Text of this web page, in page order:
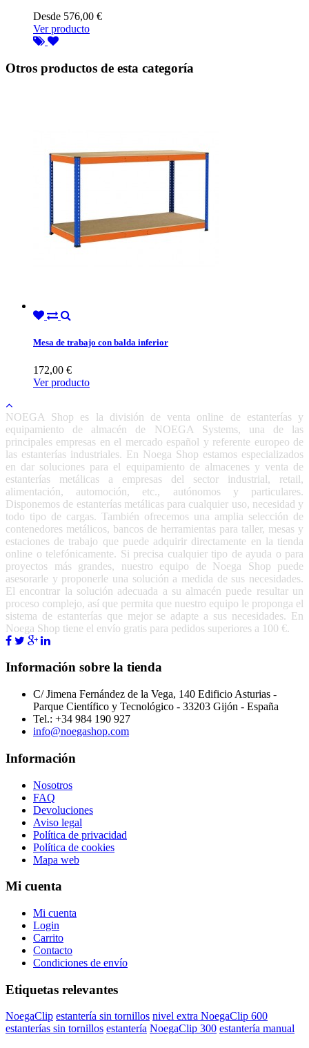
Desde 576,00 €
Ver producto
Otros productos de esta categoría
Mesa de trabajo con balda inferior
172,00 €
Ver producto
NOEGA Shop es la división de venta online de estanterías y
equipamiento de almacén de NOEGA Systems, una de las
principales empresas en el mercado español y referente europeo de
las estanterías industriales. En Noega Shop estamos especializados
en dar soluciones para el equipamiento de almacenes y venta de
estanterías metálicas a empresas del sector industrial, retail,
alimentación, automoción, etc., autónomos y particulares.
Disponemos de estanterías metálicas para cualquier uso, necesidad y
todo tipo de cargas. También ofrecemos una amplia selección de
contenedores metálicos, bancos de herramientas para taller, mesas y
estaciones de trabajo que puede adquirir directamente en la tienda
online o telefónicamente. Si precisa cualquier tipo de ayuda o para
proyectos más grandes, nuestro equipo de Noega Shop puede
asesorarle y proponerle una solución a medida de sus necesidades.
El encontrar la solución adecuada a su almacén puede resultar un
proceso complejo, así que permita que nuestro equipo le proponga el
sistema de estanterías que mejor se adapte a sus necesidades. En
Noega Shop tiene el envío gratis para pedidos superiores a 100 €.
Información sobre la tienda
C/ Jimena Fernández de la Vega, 140 Edificio Asturias -
Parque Científico y Tecnológico - 33203 Gijón - España
Tel.: +34 984 190 927
info@noegashop.com
Información
Nosotros
FAQ
Devoluciones
Aviso legal
Política de privacidad
Política de cookies
Mapa web
Mi cuenta
Mi cuenta
Login
Carrito
Contacto
Condiciones de envío
Etiquetas relevantes
NoegaClip estantería sin tornillos nivel extra NoegaClip 600
estanterías sin tornillos estantería NoegaClip 300 estantería manual